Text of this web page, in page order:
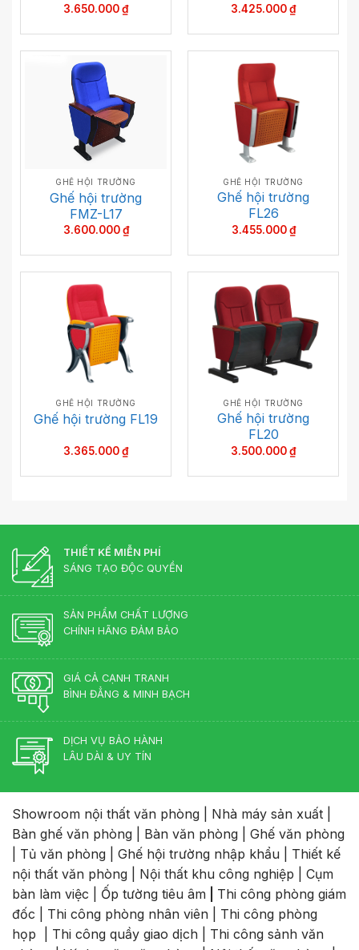
3.650.000₫ 3.425.000₫
GHẾ HỘI TRƯỜNG
Ghế hội trường
FMZ-L17
3.600.000₫
GHẾ HỘI TRƯỜNG
Ghế hội trường
FL26
3.455.000₫
GHẾ HỘI TRƯỜNG
Ghế hội trường FL19
3.365.000₫
GHẾ HỘI TRƯỜNG
Ghế hội trường
FL20
3.500.000₫
THIẾT KẾ MIỄN PHÍ
SÁNG TẠO ĐỘC QUYỀN
SẢN PHẨM CHẤT LƯỢNG
CHÍNH HÃNG ĐẢM BẢO
GIÁ CẢ CẠNH TRANH
BÌNH ĐẲNG & MINH BẠCH
DỊCH VỤ BẢO HÀNH
LÂU DÀI & UY TÍN
Showroom nội thất văn phòng Nhà máy sản xuất
Bàn ghế văn phòng
Bàn văn phòng
Ghế văn phòng
Tủ văn phòng Ghế hội trường nhập khẩu
Thiết kế
nội thất văn phòng
Nội thất khu công nghiệp
Cụm
bàn làm việc
Ốp tường tiêu âm
Thi công phòng giám
đốc
Thi công phòng nhân viên
Thi công phòng
họp
Thi công quầy giao dịch
Thi công sảnh văn